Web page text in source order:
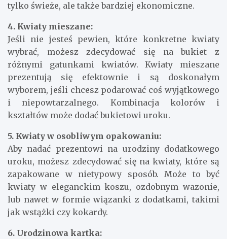
tylko świeże, ale także bardziej ekonomiczne.
4. Kwiaty mieszane:
Jeśli nie jesteś pewien, które konkretne kwiaty
wybrać, możesz zdecydować się na bukiet z
różnymi gatunkami kwiatów. Kwiaty mieszane
prezentują się efektownie i są doskonałym
wyborem, jeśli chcesz podarować coś wyjątkowego
i niepowtarzalnego. Kombinacja kolorów i
kształtów może dodać bukietowi uroku.
5. Kwiaty w osobliwym opakowaniu:
Aby nadać prezentowi na urodziny dodatkowego
uroku, możesz zdecydować się na kwiaty, które są
zapakowane w nietypowy sposób. Może to być
kwiaty w eleganckim koszu, ozdobnym wazonie,
lub nawet w formie wiązanki z dodatkami, takimi
jak wstążki czy kokardy.
6. Urodzinowa kartka: